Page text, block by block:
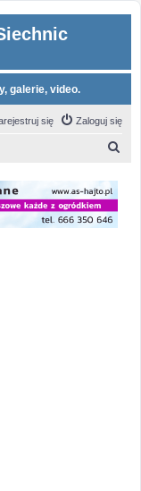
galerie, video.
Zaloguj się
się